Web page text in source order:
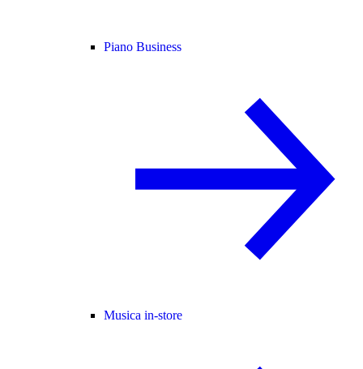
Piano Business
Musica in-store